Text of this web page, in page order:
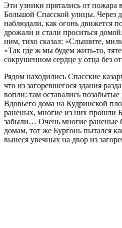
Эти узники прятались от пожара
Большой Спасской улицы. Через
наблюдали, как огонь движется
дрожали и стали проситься
ним, тихо сказал: «Слышите,
«Так где ж мы будем жить-то,
сокрушенном сердце у отца без
Рядом находились Спасские
что из загоревшегося здания
вопли: там оставались
Вдовьего дома на Кудринской
раненых, многие из них прошли
забыли… Очень многие раненые
домам, тот же Бургонь пытался
вынеся увечных на двор из